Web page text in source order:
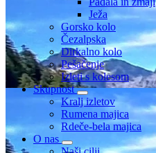
Ježa
Gorsko kolo
Čezalpska
Dirkalno kolo
Pešačenje
Izleti s kolesom
Skupnost
Kralj izletov
Rumena majica
Rdeče-bela majica
O nas